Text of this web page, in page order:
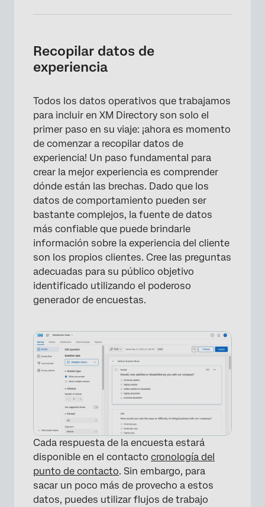
Recopilar datos de
experiencia
Todos los datos operativos que trabajamos
para incluir en XM Directory son solo el
primer paso en su viaje: ¡ahora es momento
de comenzar a recopilar datos de
experiencia! Un paso fundamental para
crear la mejor experiencia es comprender
dónde están las brechas. Dado que los
datos de comportamiento pueden ser
bastante complejos, la fuente de datos
más confiable que puede brindarle
información sobre la experiencia del cliente
son los propios clientes. Cree las preguntas
adecuadas para su público objetivo
identificado utilizando el poderoso
generador de encuestas.
Cada respuesta de la encuesta estará
disponible en el contacto cronología del
punto de contacto. Sin embargo, para
sacar un poco más de provecho a estos
datos, puedes utilizar flujos de trabajo